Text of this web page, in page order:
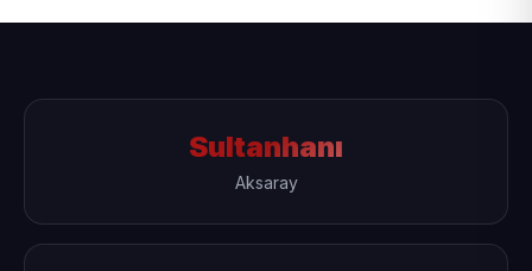
Sultanhanı
Aksaray